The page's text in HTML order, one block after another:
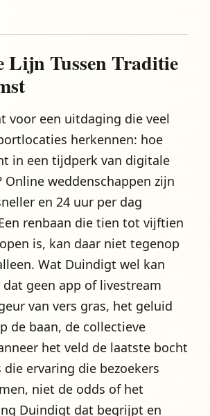
Lijn Tussen Traditie
voor een uitdaging die veel
herkennen: hoe
in een tijdperk van digitale
Online weddenschappen zijn
en 24 uur per dag
renbaan die tien tot vijftien
is, kan daar niet tegenop
Wat Duindigt wel kan
geen app of livestream
van vers gras, het geluid
de baan, de collectieve
het veld de laatste bocht
ervaring die bezoekers
niet de odds of het
Duindigt dat begrijpt en